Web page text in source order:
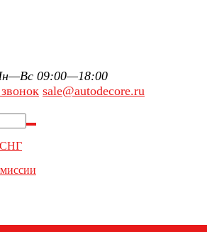
09:00—18:00
sale@autodecore.ru
СНГ